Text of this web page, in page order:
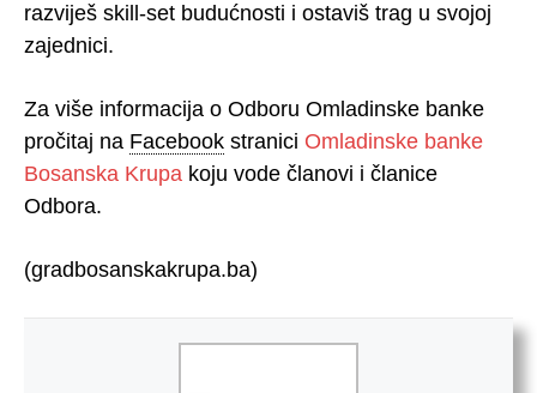
razviješ skill-set budućnosti i ostaviš trag u svojoj
zajednici.
Za više informacija o Odboru Omladinske banke
pročitaj na Facebook stranici Omladinske banke
Bosanska Krupa koju vode članovi i članice
Odbora.
(gradbosanskakrupa.ba)